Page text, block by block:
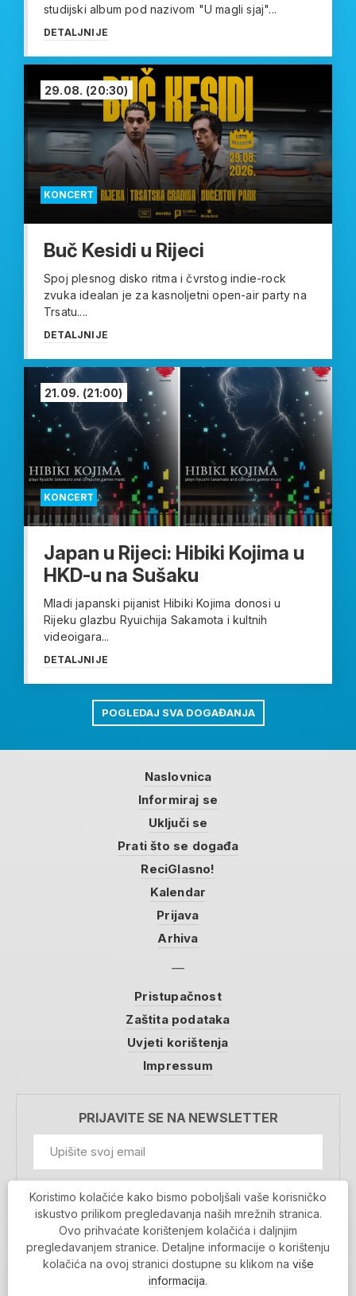
studijski album pod nazivom "U magli sjaj"...
DETALJNIJE
KONCERT
29.08. (20:30)
Buč Kesidi u Rijeci
Spoj plesnog disko ritma i čvrstog indie-rock
zvuka idealan je za kasnoljetni open-air party na
Trsatu....
DETALJNIJE
KONCERT
21.09. (21:00)
Japan u Rijeci: Hibiki Kojima u
HKD-u na Sušaku
Mladi japanski pijanist Hibiki Kojima donosi u
Rijeku glazbu Ryuichija Sakamota i kultnih
videoigara...
DETALJNIJE
POGLEDAJ SVA DOGAĐANJA
Naslovnica
Informiraj se
Uključi se
Prati što se događa
ReciGlasno!
Kalendar
Prijava
Arhiva
Pristupačnost
Zaštita podataka
Uvjeti korištenja
Impressum
PRIJAVITE SE NA NEWSLETTER
Prihvaćam da se moji podaci spremaju u bazu
podataka i koriste u svrhu slanja MojaRijeka
newslettera
MOJARIJEKA NEWSLETTER
PRIJAVI SE
Koristimo kolačiće kako bismo poboljšali vaše korisničko
iskustvo prilikom pregledavanja naših mrežnih stranica.
Ovo prihvaćate korištenjem kolačića i daljnjim
pregledavanjem stranice. Detaljne informacije o korištenju
kolačića na ovoj stranici dostupne su klikom na više
informacija.